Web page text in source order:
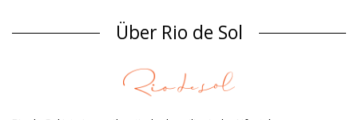
Bikini-Tops Braun Rio de Sol SPRING
Material Oberstoff: 84% Biodegradable Nylon (AMNI SOUL ECO),
16% Spandex (LYCRA) - OEKO-TEX - Chlorine Resistant
Futter: 84% Biodegradable Nylon (AMNI SOUL ECO), 16%
Spandex (LYCRA) - OEKO-TEX - Chlorine Resistant
Über Rio de Sol